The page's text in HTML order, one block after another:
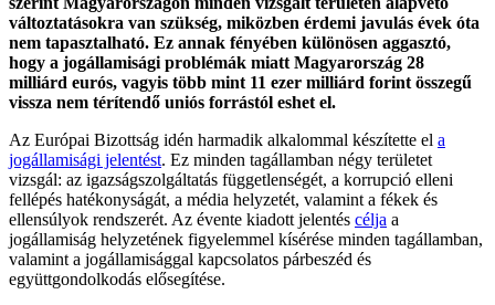
változtatásokra van szükség, miközben érdemi javulás évek óta
nem tapasztalható. Ez annak fényében különösen aggasztó,
hogy a jogállamisági problémák miatt Magyarország 28
milliárd eurós, vagyis több mint 11 ezer milliárd forint összegű
vissza nem térítendő uniós forrástól eshet el.
Az Európai Bizottság idén harmadik alkalommal készítette el a
jogállamisági jelentést. Ez minden tagállamban négy területet
vizsgál: az igazságszolgáltatás függetlenségét, a korrupció elleni
fellépés hatékonyságát, a média helyzetét, valamint a fékek és
ellensúlyok rendszerét. Az évente kiadott jelentés célja a
jogállamiság helyzetének figyelemmel kísérése minden tagállamban,
valamint a jogállamisággal kapcsolatos párbeszéd és
együttgondolkodás elősegítése.